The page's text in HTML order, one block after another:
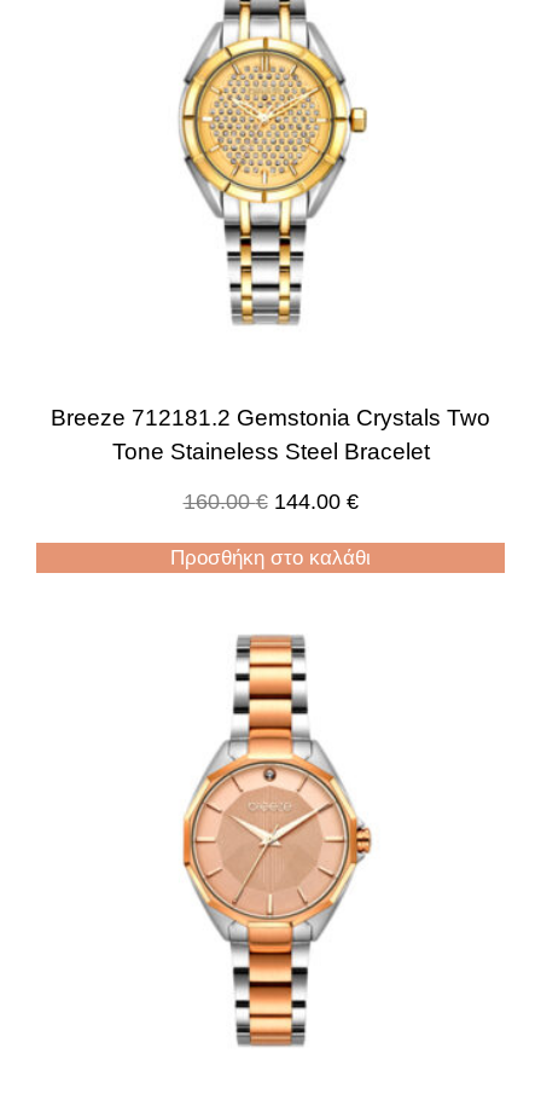
Breeze 712181.2 Gemstonia Crystals Two
Tone Staineless Steel Bracelet
160.00€ 144.00 €
Προσθήκη στο καλάθι